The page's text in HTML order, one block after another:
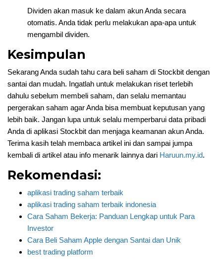
Dividen akan masuk ke dalam akun Anda secara
otomatis. Anda tidak perlu melakukan apa-apa untuk
mengambil dividen.
Kesimpulan
Sekarang Anda sudah tahu cara beli saham di Stockbit dengan
santai dan mudah. Ingatlah untuk melakukan riset terlebih
dahulu sebelum membeli saham, dan selalu memantau
pergerakan saham agar Anda bisa membuat keputusan yang
lebih baik. Jangan lupa untuk selalu memperbarui data pribadi
Anda di aplikasi Stockbit dan menjaga keamanan akun Anda.
Terima kasih telah membaca artikel ini dan sampai jumpa
kembali di artikel atau info menarik lainnya dari Haruun.my.id.
Rekomendasi:
aplikasi trading saham terbaik
aplikasi trading saham terbaik indonesia
Cara Saham Bekerja: Panduan Lengkap untuk Para
Investor
Cara Beli Saham Apple dengan Santai dan Unik
best trading platform